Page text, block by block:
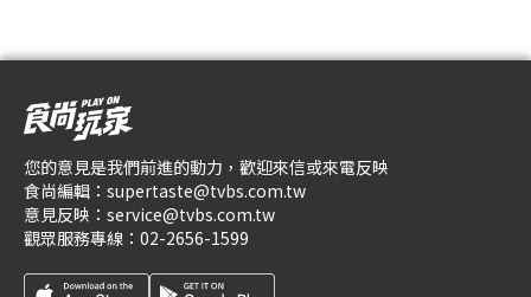
您的意見是我們前進的動力，歡迎來信或來電反映
食尚編輯： supertaste@tvbs.com.tw
意見反映： service@tvbs.com.tw
觀眾服務專線： 02-2656-1599